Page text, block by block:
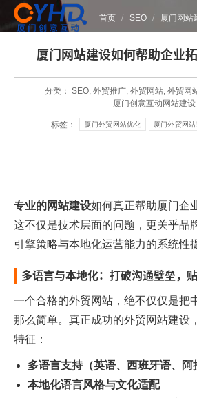
您在这里：
首页 SEO 厦门网
厦门网站建设如何帮助企业
分类： SEO, 外贸推广, 外贸网站, 外贸网
厦门创意互动网站建设
标签： 厦门外贸网站优化 厦门外贸网
专业的网站建设如何真正帮助厦门企
这不仅是技术层面的问题，更关乎品
引擎策略与本地化运营能力的系统性
多语言与本地化：打破沟通壁垒，
一个合格的外贸网站，绝不仅仅是把
那么简单。真正成功的外贸网站建设
特征：
多语言支持（英语、西班牙语、阿
本地化语言风格与文化适配